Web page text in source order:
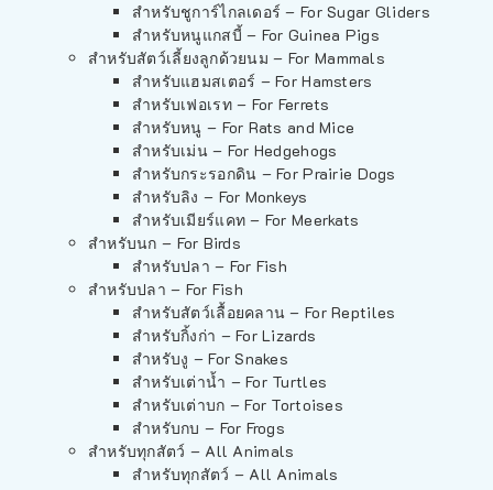
สำหรับชูการ์ไกลเดอร์ – For Sugar Gliders
สำหรับหนูแกสบี้ – For Guinea Pigs
สำหรับสัตว์เลี้ยงลูกด้วยนม – For Mammals
สำหรับแฮมสเตอร์ – For Hamsters
สำหรับเฟอเรท – For Ferrets
สำหรับหนู – For Rats and Mice
สำหรับเม่น – For Hedgehogs
สำหรับกระรอกดิน – For Prairie Dogs
สำหรับลิง – For Monkeys
สำหรับเมียร์แคท – For Meerkats
สำหรับนก – For Birds
สำหรับปลา – For Fish
สำหรับปลา – For Fish
สำหรับสัตว์เลื้อยคลาน – For Reptiles
สำหรับกิ้งก่า – For Lizards
สำหรับงู – For Snakes
สำหรับเต่าน้ำ – For Turtles
สำหรับเต่าบก – For Tortoises
สำหรับกบ – For Frogs
สำหรับทุกสัตว์ – All Animals
สำหรับทุกสัตว์ – All Animals